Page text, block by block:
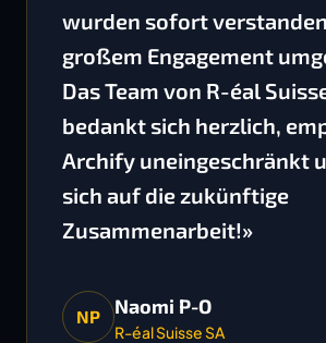
wurden sofort
großem Engagement
Das Team von R-éal
bedankt sich herzlich,
Archify uneingeschränkt
sich auf die zukünftige
Zusammenarbeit!»
NP Naomi P-O
R-éal Suisse SA